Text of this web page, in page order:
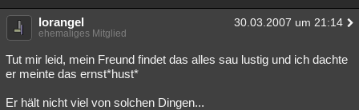
lorangel 30.03.2007 um 21:14
ehemaliges Mitglied
Tut mir leid, mein Freund findet das alles sau lustig und ich dachte
er meinte das ernst*hust*
Er hält nicht viel von solchen Dingen...